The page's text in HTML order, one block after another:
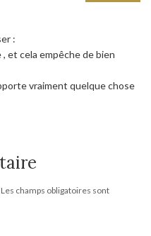
:
et cela empêche de bien
vraiment quelque chose
Les champs obligatoires sont